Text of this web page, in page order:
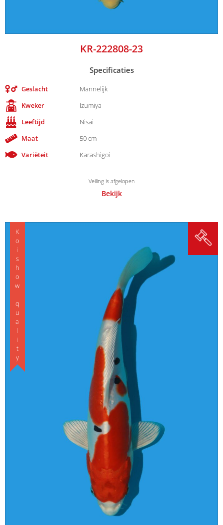
KR-222808-23
Specificaties
Geslacht
Mannelijk
Kweker
Izumiya
Leeftijd
Nisai
Maat
50 cm
Variëteit
Karashigoi
Veiling is afgelopen
Bekijk
Koishow quality